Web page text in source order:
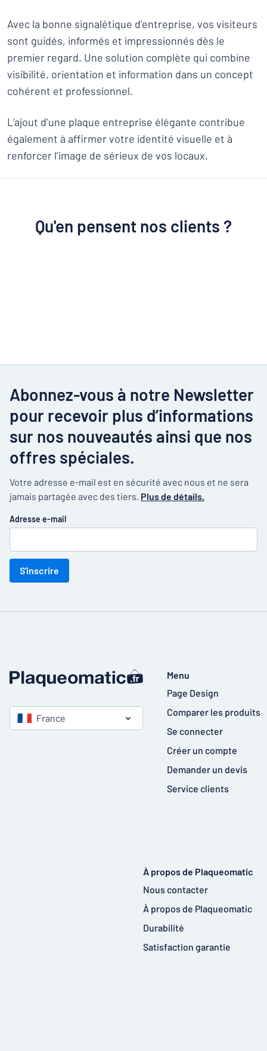
Avec la bonne signalétique d’entreprise, vos visiteurs
sont guidés, informés et impressionnés dès le
premier regard. Une solution complète qui combine
visibilité, orientation et information dans un concept
cohérent et professionnel.
L’ajout d’une plaque entreprise élégante contribue
également à affirmer votre identité visuelle et à
renforcer l’image de sérieux de vos locaux.
Qu'en pensent nos clients ?
Abonnez-vous à notre Newsletter
pour recevoir plus d’informations
sur nos nouveautés ainsi que nos
offres spéciales.
Votre adresse e-mail est en sécurité avec nous et ne sera
jamais partagée avec des tiers. Plus de détails.
Adresse e-mail
S'inscrire
France
Menu
Page Design
Comparer les produits
Se connecter
Créer un compte
Demander un devis
Service clients
À propos de Plaqueomatic
Nous contacter
À propos de Plaqueomatic
Durabilité
Satisfaction garantie